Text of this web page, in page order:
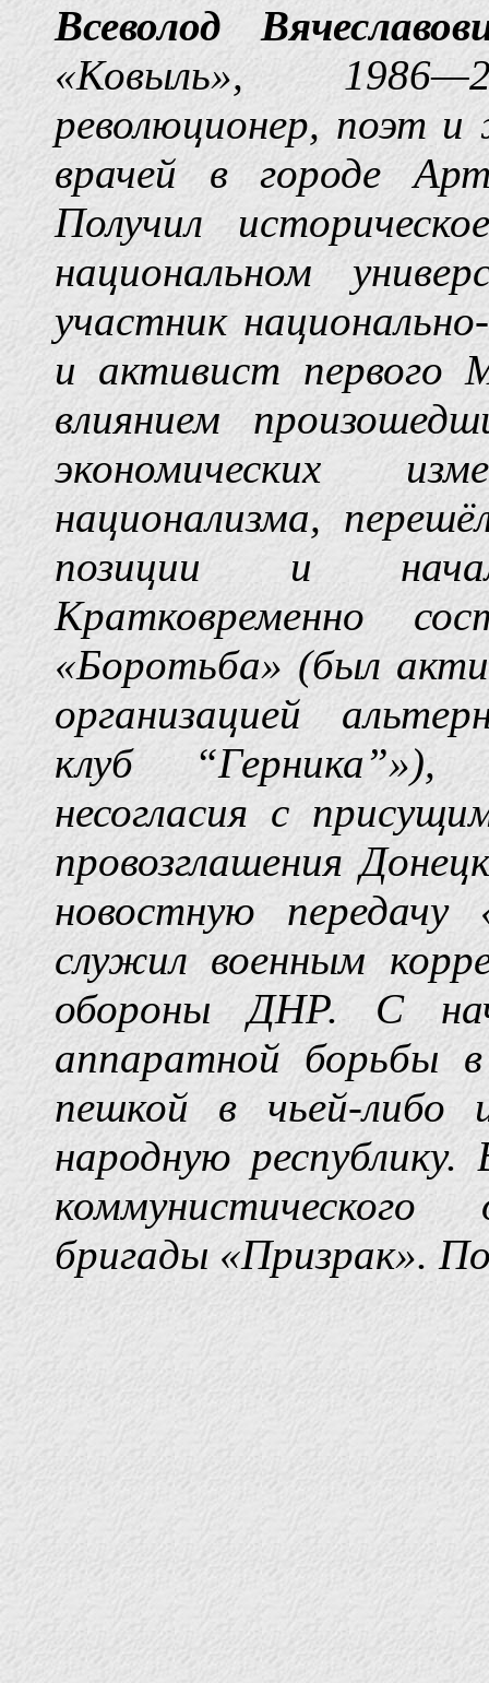
Всеволод
«Ковыль»,
революционер, поэт и
врачей в городе
Получил
национальном
участник
и активист первого
влиянием
экономических
национализма,
позиции и
Кратковременно
«Боротьба» (был
организацией
клуб
несогласия с
провозглашения
новостную передачу
служил военным
обороны ДНР. С
аппаратной борьбы
пешкой в чьей-либо
народную
бригады «Призрак».